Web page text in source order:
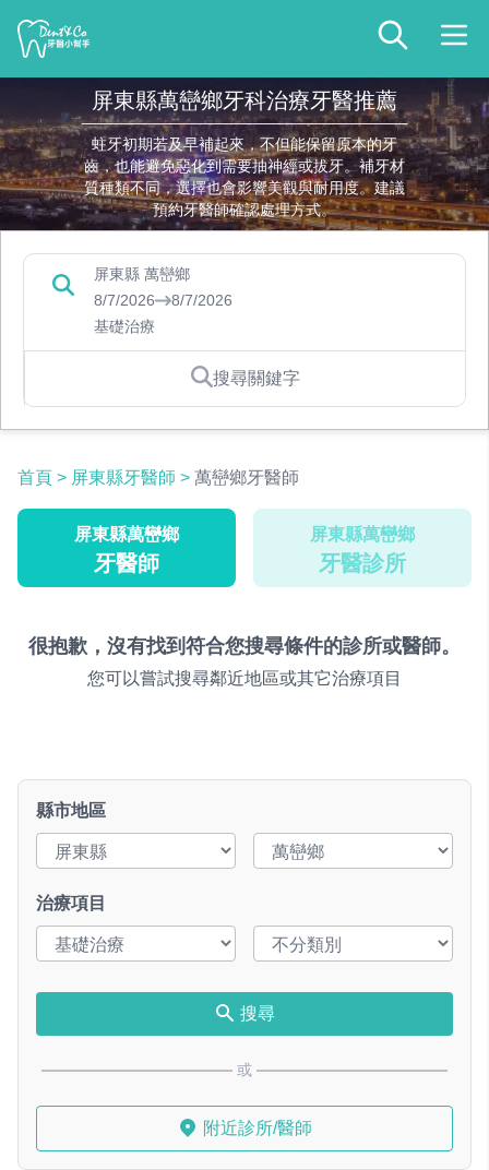
屏東縣萬巒鄉牙科治療牙醫推薦
蛀牙初期若及早補起來，不但能保留原本的牙
齒，也能避免惡化到需要抽神經或拔牙。補牙材
質種類不同，選擇也會影響美觀與耐用度。建議
預約牙醫師確認處理方式。
屏東縣 萬巒鄉
8/7/2026
8/7/2026
基礎治療
搜尋關鍵字
首頁 > 屏東縣牙醫師 > 萬巒鄉牙醫師
屏東縣萬巒鄉
牙醫師
屏東縣萬巒鄉
牙醫診所
很抱歉，沒有找到符合您搜尋條件的診所或醫師。
您可以嘗試搜尋鄰近地區或其它治療項目
縣市地區
治療項目
搜尋
或
附近診所/醫師